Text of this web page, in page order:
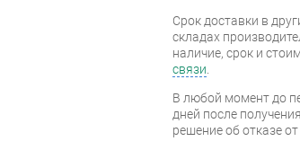
Срок доставки в
складах
наличие, срок и
связи
В любой момент до
дней после
решение об отказе от